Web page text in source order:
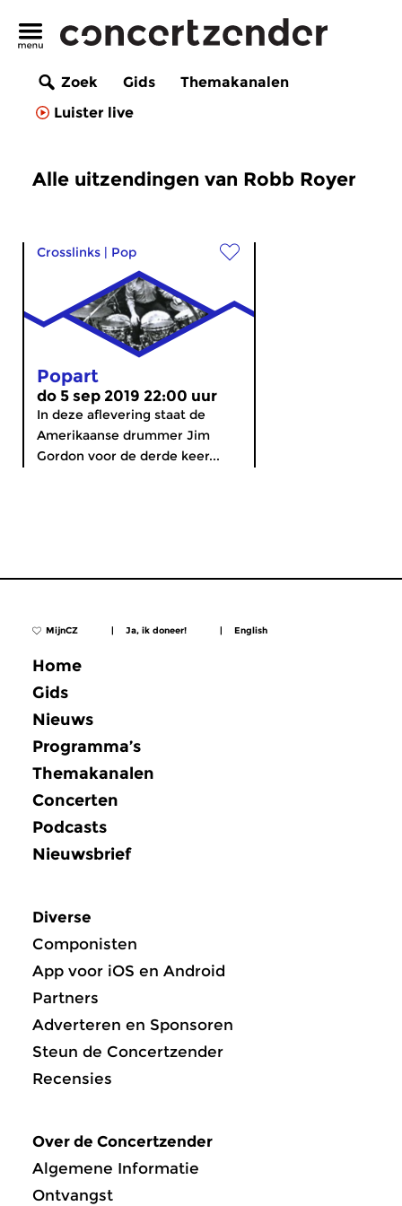
Zoek Gids
Themakanalen
Luister live
Alle uitzendingen van Robb Royer
Crosslinks | Pop
Popart
do 5 sep 2019 22:00 uur
In deze aflevering staat de
Amerikaanse drummer Jim
Gordon voor de derde keer...
MijnCZ | Ja, ik doneer! | English
Home
Gids
Nieuws
Programma’s
Themakanalen
Concerten
Podcasts
Nieuwsbrief
Diverse
Componisten
App voor iOS en Android
Partners
Adverteren en Sponsoren
Steun de Concertzender
Recensies
Over de Concertzender
Algemene Informatie
Ontvangst